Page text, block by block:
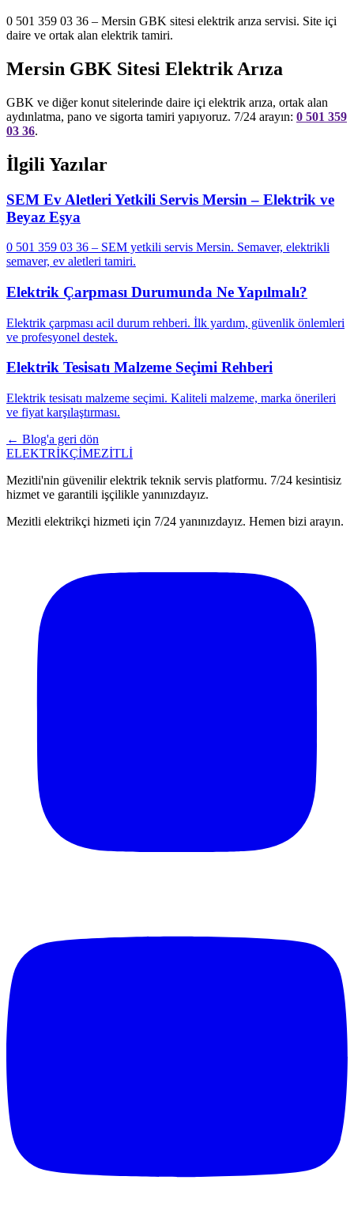
0 501 359 03 36 – Mersin GBK sitesi elektrik arıza servisi. Site içi
daire ve ortak alan elektrik tamiri.
Mersin GBK Sitesi Elektrik Arıza
GBK ve diğer konut sitelerinde daire içi elektrik arıza, ortak alan
aydınlatma, pano ve sigorta tamiri yapıyoruz. 7/24 arayın: 0 501 359
03 36.
İlgili Yazılar
SEM Ev Aletleri Yetkili Servis Mersin – Elektrik ve
Beyaz Eşya
0 501 359 03 36 – SEM yetkili servis Mersin. Semaver, elektrikli
semaver, ev aletleri tamiri.
Elektrik Çarpması Durumunda Ne Yapılmalı?
Elektrik çarpması acil durum rehberi. İlk yardım, güvenlik önlemleri
ve profesyonel destek.
Elektrik Tesisatı Malzeme Seçimi Rehberi
Elektrik tesisatı malzeme seçimi. Kaliteli malzeme, marka önerileri
ve fiyat karşılaştırması.
← Blog'a geri dön
ELEKTRİKÇİMEZİTLİ
Mezitli'nin güvenilir elektrik teknik servis platformu. 7/24 kesintisiz
hizmet ve garantili işçilikle yanınızdayız.
Mezitli elektrikçi hizmeti için 7/24 yanınızdayız. Hemen bizi arayın.